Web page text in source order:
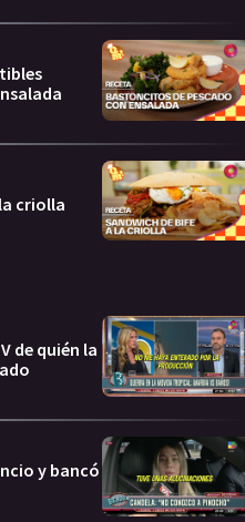
criolla
de quién la
y bancó